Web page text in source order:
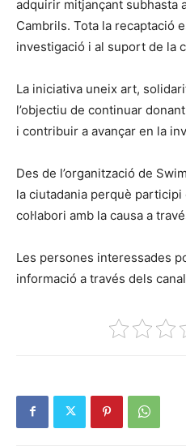
adquirir mitjançant subhasta
Cambrils. Tota la recaptació
investigació i al suport de la
La iniciativa uneix art,
l’objectiu de continuar
i contribuir a avançar en la
Des de l’organització de
la ciutadania perquè
col·labori amb la causa a
Les persones interessades
informació a través dels